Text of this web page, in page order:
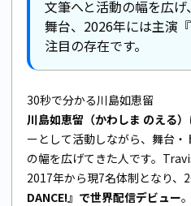
文筆へと活動の幅を広
舞台、2026年には主演
注目の存在です。
30秒で分かる川島如恵留
川島如恵留（かわしま のえる）
ーとして活動しながら、舞台
の幅を広げてきた人です。
2017年から現7名体制となり、
DANCE!』で世界配信デビュー